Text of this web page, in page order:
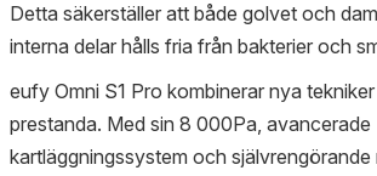
Detta säkerställer att både golvet och
interna delar hålls fria från bakterier och
eufy Omni S1 Pro kombinerar nya
prestanda. Med sin 8 000Pa, avancerade
kartläggningssystem och självrengörande